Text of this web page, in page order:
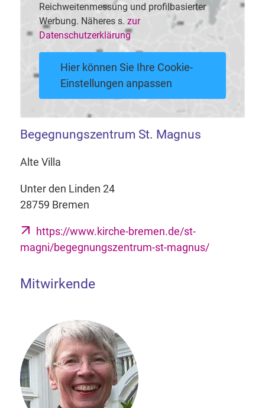
Reichweitenmessung und profilbasierter
Werbung. Näheres s. zur
Datenschutzerklärung
Hier können Sie Ihre Cookie-
Einstellungen anpassen
Begegnungszentrum St. Magnus
Alte Villa
Unter den Linden 24
28759 Bremen
https://www.kirche-bremen.de/st-
magni/begegnungszentrum-st-magnus/
Mitwirkende